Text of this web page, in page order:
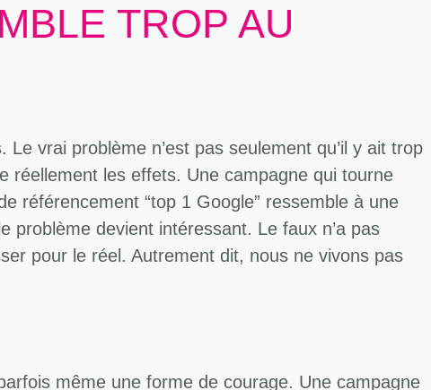
TROP AU
vrai problème n’est pas seulement qu’il y ait trop
réellement les effets. Une campagne qui tourne
référencement “top 1 Google” ressemble à une
problème devient intéressant. Le faux n’a pas
pour le réel. Autrement dit, nous ne vivons pas
même une forme de courage. Une campagne